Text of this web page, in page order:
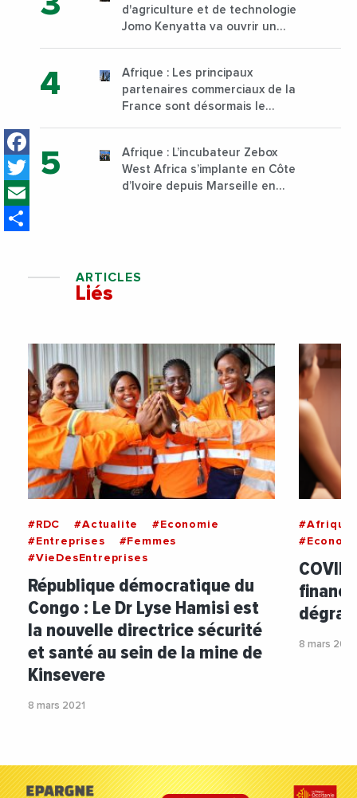
Facebook
Twitter
d'agriculture et de technologie
Jomo Kenyatta va ouvrir un
sur son campus de Karen à
Nairobi dès janvier 2023
Afrique : Les principaux
partenaires commerciaux de la
France sont désormais le
Afrique : L’incubateur Zebox
West Africa s’implante en Côte
d’Ivoire depuis Marseille en
ARTICLES
Liés
#RDC #Actualite
#Economie
#Entreprises
#Femmes
#VieDesEntreprises
République démocratique du
Congo : Le Dr Lyse Hamisi est
la nouvelle directrice sécurité
et santé au sein de la mine de
Kinsevere
8 mars 2021
#Afrique
8 mars 2021